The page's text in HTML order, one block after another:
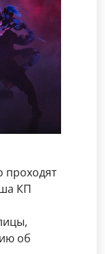
проходят
КП
об